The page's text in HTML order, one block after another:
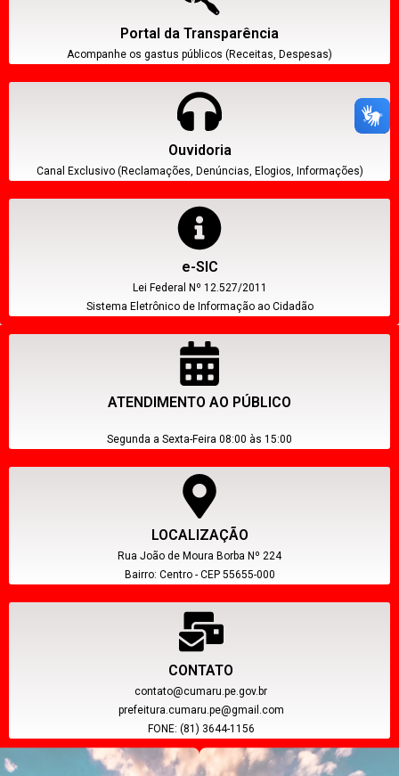
Portal da Transparência
Acompanhe os gastus públicos (Receitas, Despesas)
Ouvidoria
Canal Exclusivo (Reclamações, Denúncias, Elogios, Informações)
e-SIC
Lei Federal Nº 12.527/2011
Sistema Eletrônico de Informação ao Cidadão
ATENDIMENTO AO PÚBLICO
Segunda a Sexta-Feira 08:00 às 15:00
LOCALIZAÇÃO
Rua João de Moura Borba Nº 224
Bairro: Centro - CEP 55655-000
CONTATO
contato@cumaru.pe.gov.br
prefeitura.cumaru.pe@gmail.com
FONE: (81) 3644-1156